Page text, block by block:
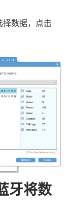
择数据，点击
牙将数